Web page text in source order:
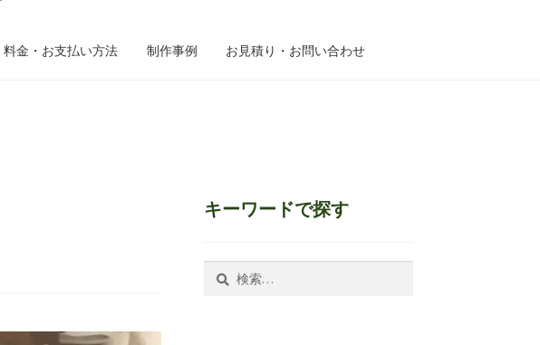
料金・お支払い方法 制作事例 お見積り・お問い合わせ
キーワードで探す